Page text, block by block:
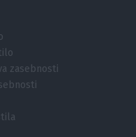
zasebnosti